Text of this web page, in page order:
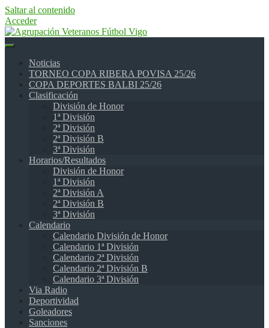
Saltar al contenido
Acceder
Noticias
TORNEO COPA RIBERA POVISA 25/26
COPA DEPORTES BALBI 25/26
Clasificación
División de Honor
1ª División
2ª División
2ª División B
3ª División
Horarios/Resultados
División de Honor
1ª División
2ª División A
2ª División B
3ª División
Calendario
Calendario División de Honor
Calendario 1ª División
Calendario 2ª División
Calendario 2ª División B
Calendario 3ª División
Via Radio
Deportividad
Goleadores
Sanciones